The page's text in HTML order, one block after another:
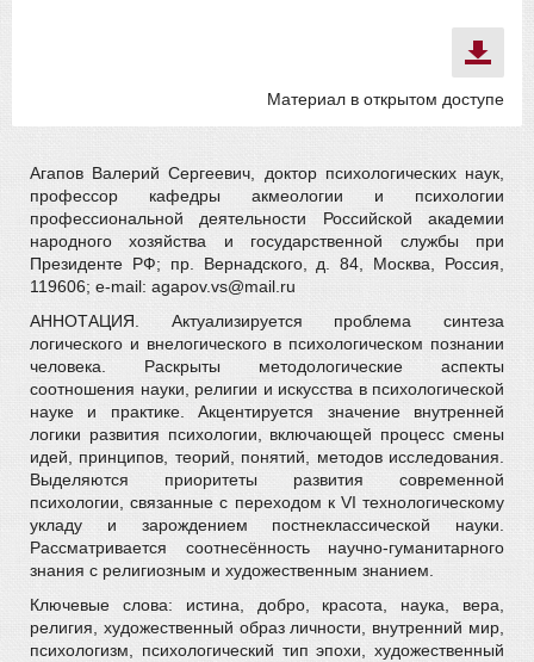
Материал в открытом доступе
Агапов Валерий Сергеевич, доктор психологических наук,
профессор кафедры акмеологии и психологии
профессиональной деятельности Российской академии
народного хозяйства и государственной службы при
Президенте РФ; пр. Вернадского, д. 84, Москва, Россия,
119606; e-mail: agapov.vs@mail.ru
АННОТАЦИЯ. Актуализируется проблема синтеза
логического и внелогического в психологическом познании
человека. Раскрыты методологические аспекты
соотношения науки, религии и искусства в психологической
науке и практике. Акцентируется значение внутренней
логики развития психологии, включающей процесс смены
идей, принципов, теорий, понятий, методов исследования.
Выделяются приоритеты развития современной
психологии, связанные с переходом к VI технологическому
укладу и зарождением постнеклассической науки.
Рассматривается соотнесённость научно-гуманитарного
знания с религиозным и художественным знанием.
Ключевые слова: истина, добро, красота, наука, вера,
религия, художественный образ личности, внутренний мир,
психологизм, психологический тип эпохи, художественный